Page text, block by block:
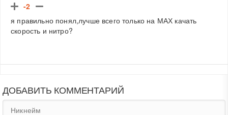
-2
я правильно понял,лучше всего только на МАХ качать
скорость и нитро?
ДОБАВИТЬ КОММЕНТАРИЙ